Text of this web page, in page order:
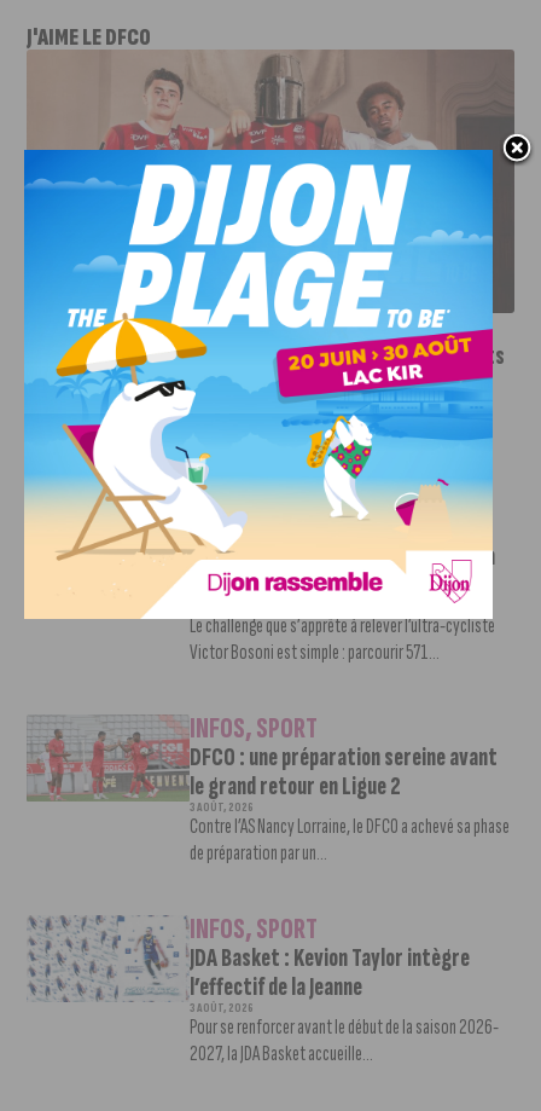
J'AIME LE DFCO
LE DFCO DÉVOILE SES NOUVEAUX MAILLOTS POUR LA
SAISON 2026-2027
INFOS,SPORT
Le DFCO dévoile ses nouveaux maillots
pour la saison 2026-2027
6 AOÛT, 2026
Le club dijonnais a présenté ses nouveaux maillots
pour son retour en Ligue 2....
INFOS,
Faire le tour de la Côte-d’Or à vélo en
trois jours : le défi de Victor Bosoni
Le challenge que s’apprête à relever l’ultra-cycliste
Victor Bosoni est simple : parcourir 571...
INFOS,SPORT
DFCO : une préparation sereine avant
le grand retour en Ligue 2
3 AOÛT, 2026
Contre l’AS Nancy Lorraine, le DFCO a achevé sa phase
de préparation par un...
INFOS,SPORT
JDA Basket : Kevion Taylor intègre
l’effectif de la Jeanne
3 AOÛT, 2026
Pour se renforcer avant le début de la saison 2026-
2027, la JDA Basket accueille...